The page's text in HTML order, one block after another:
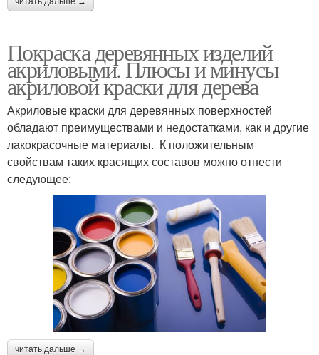
Покраска деревянных изделий
акриловыми. Плюсы и минусы
акриловой краски для дерева
Акриловые краски для деревянных поверхностей
обладают преимуществами и недостатками, как и другие
лакокрасочные материалы. К положительным
свойствам таких красящих составов можно отнести
следующее:
читать дальше →